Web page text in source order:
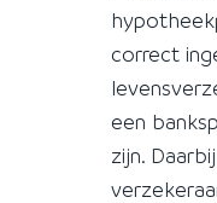
correct
een
zijn.